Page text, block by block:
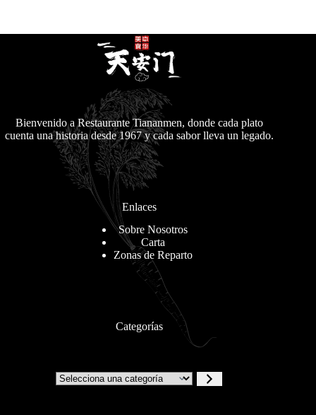
Bienvenido a Restaurante Tiananmen, donde cada plato
cuenta una historia desde 1967 y cada sabor lleva un legado.
Enlaces
Sobre Nosotros
Carta
Zonas de Reparto
Categorías